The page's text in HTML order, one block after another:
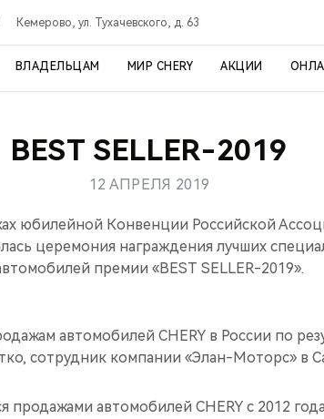
Кемерово, ул. Тухачевского, д. 63
ВЛАДЕЛЬЦАМ МИР CHERY АКЦИИ
BEST SELLER-2019
12 АПРЕЛЯ 2019
юбилейной Конвенции Российской
церемония награждения лучших
премии «BEST SELLER-2019».
автомобилей CHERY в России по
сотрудник компании «Элан-Моторс» в
автомобилей CHERY с 2012